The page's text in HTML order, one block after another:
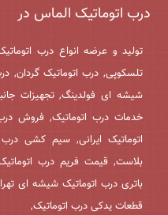
درب اتوماتیک الماس در
تولید و عرضه انواع درب
تلسکوپی, درب اتوماتیک
شیشه ای فولدینگ, تجهیزات
خدمات درب اتوماتیک, فروش
اتوماتیک ایرانی, سیم کشی
بلاست, قیمت فریم درب
باتری درب اتوماتیک شیشه ای
قطعات یدکی درب اتوماتیک,